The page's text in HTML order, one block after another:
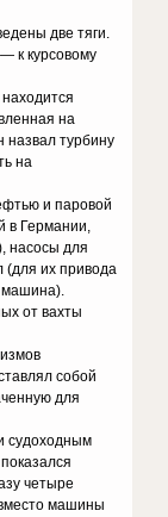
две тяги.
к курсовому
на
турбину
на
и паровой
в Германии,
насосы для
(для их привода
машина).
от вахты
собой
для
судоходным
четыре
машины